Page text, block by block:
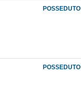
POSSEDUTO
POSSEDUTO